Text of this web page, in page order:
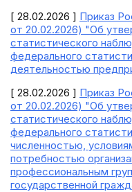
[ 28.02.2026 ] Приказ
от 20.02.2026) "Об
статистического
федерального
деятельностью
[ 28.02.2026 ] Приказ
от 20.02.2026) "Об
статистического
федерального
численностью,
потребностью
профессиональным
государственной